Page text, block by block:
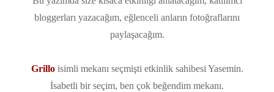
bloggerları yazacağım, eğlenceli anların fotoğraflarını
paylaşacağım.
Grilloisimli mekanı seçmişti etkinlik sahibesi Yasemin.
İsabetli bir seçim, ben çok beğendim mekanı.